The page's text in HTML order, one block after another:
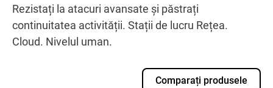
Rezistați la atacuri avansate și păstrați
continuitatea activității. Stații de lucru Rețea.
Cloud. Nivelul uman.
Comparați produsele